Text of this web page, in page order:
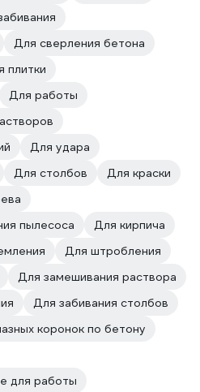
Для сверления бетона
плитки
Для работы
Для удара
Для столбов
Для краски
пылесоса
Для кирпича
Для штробления
Для замешивания раствора
Для забивания столбов
коронок по бетону
для работы